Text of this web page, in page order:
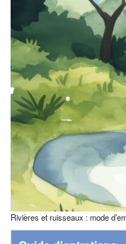
Rivières et ruisseaux : mode